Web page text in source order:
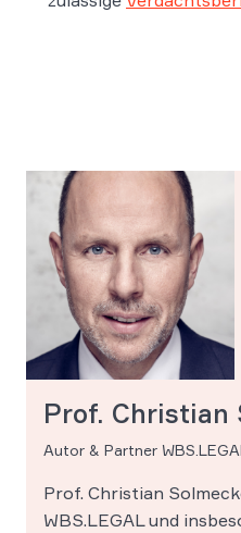
Prof. Christian
Autor & Partner
Prof. Christian
WBS.LEGAL und